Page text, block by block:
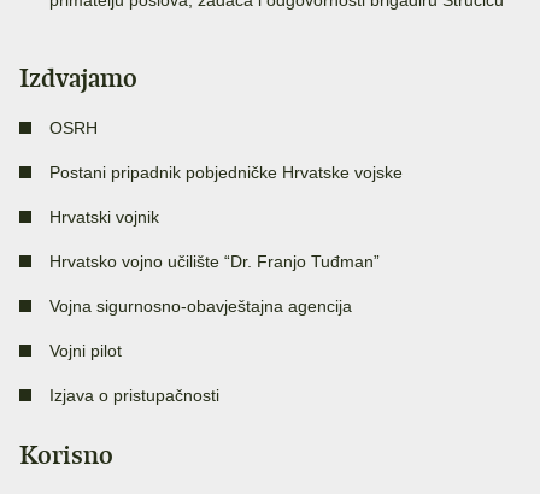
Izdvajamo
OSRH
Postani pripadnik pobjedničke Hrvatske vojske
Hrvatski vojnik
Hrvatsko vojno učilište “Dr. Franjo Tuđman”
Vojna sigurnosno-obavještajna agencija
Vojni pilot
Izjava o pristupačnosti
Korisno